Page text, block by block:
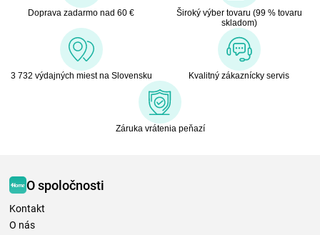
Doprava zadarmo nad 60 €
Široký výber tovaru (99 % tovaru
skladom)
3 732 výdajných miest na Slovensku Kvalitný zákaznícky servis
Záruka vrátenia peňazí
O spoločnosti
Kontakt
O nás